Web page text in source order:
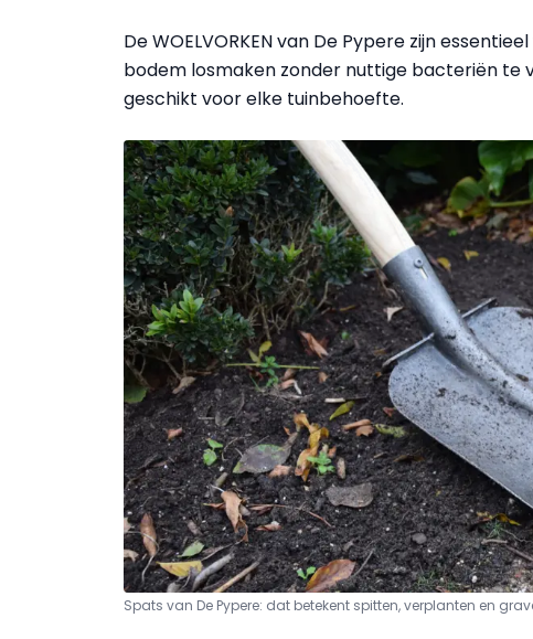
De WOELVORKEN van De Pypere zijn
bodem losmaken zonder nuttige bacteriën te
geschikt voor elke tuinbehoefte.
Spats van De Pypere: dat betekent spitten, verplanten en